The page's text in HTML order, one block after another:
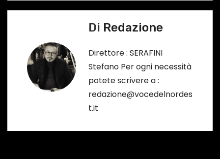
v
o
Di Redazione
Direttore : SERAFINI
Stefano Per ogni necessità
potete scrivere a :
redazione@vocedelnordes
t.it